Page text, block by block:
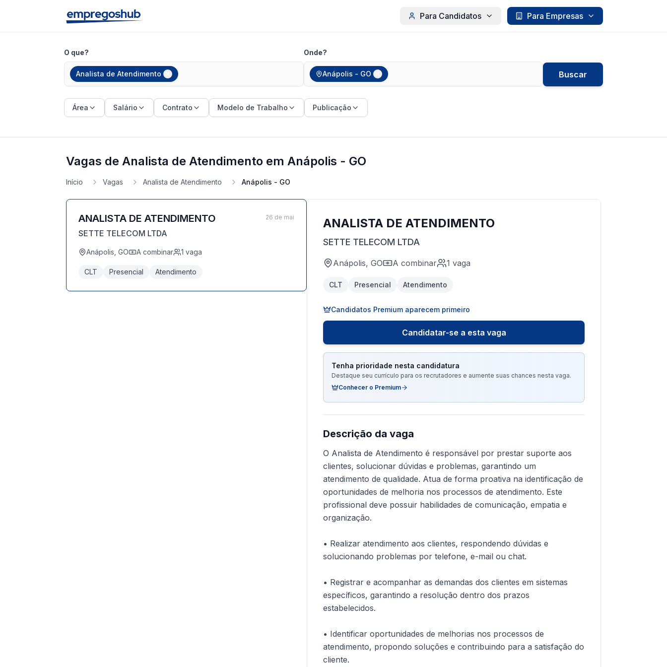
Para Candidatos Para Empresas
O que?
Analista de Atendimento
Onde?
Anápolis - GO Buscar
Área Salário Contrato Modelo de Trabalho Publicação
Vagas de Analista de Atendimento em Anápolis - GO
Início Vagas Analista de Atendimento Anápolis - GO
ANALISTA DE ATENDIMENTO
SETTE TELECOM LTDA
Anápolis, GO A combinar 1 vaga
CLT Presencial Atendimento
26 de mai ANALISTA DE ATENDIMENTO
SETTE TELECOM LTDA
Anápolis, GO A combinar 1 vaga
CLT Presencial Atendimento
Candidatos Premium aparecem primeiro
Candidatar-se a esta vaga
Tenha prioridade nesta candidatura
Destaque seu currículo para os recrutadores e aumente suas chances nesta vaga.
Conhecer o Premium
Descrição da vaga
O Analista de Atendimento é responsável por prestar suporte aos
clientes, solucionar dúvidas e problemas, garantindo um
atendimento de qualidade. Atua de forma proativa na identificação de
oportunidades de melhoria nos processos de atendimento. Este
profissional deve possuir habilidades de comunicação, empatia e
organização.
• Realizar atendimento aos clientes, respondendo dúvidas e
solucionando problemas por telefone, e-mail ou chat.
• Registrar e acompanhar as demandas dos clientes em sistemas
específicos, garantindo a resolução dentro dos prazos
estabelecidos.
• Identificar oportunidades de melhorias nos processos de
atendimento, propondo soluções e contribuindo para a satisfação do
cliente.